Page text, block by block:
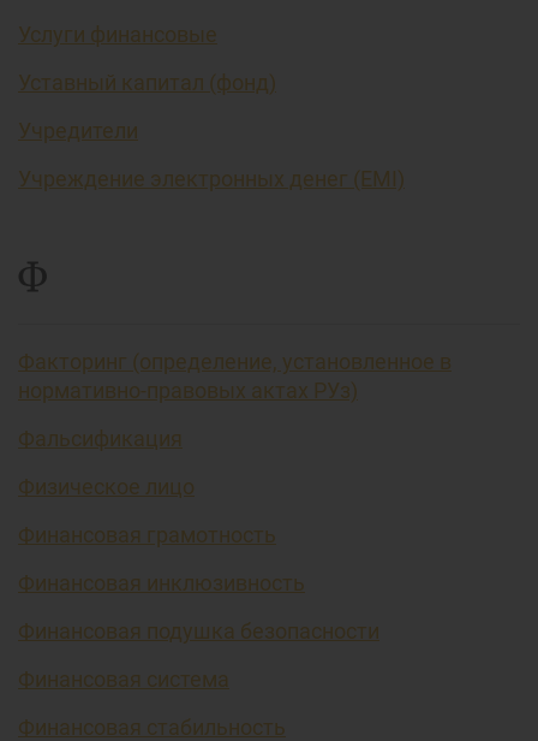
Услуги финансовые
Уставный капитал (фонд)
Учредители
Учреждение электронных денег (EMI)
Ф
Факторинг (определение, установленное в
нормативно-правовых актах РУз)
Фальсификация
Физическое лицо
Финансовая грамотность
Финансовая инклюзивность
Финансовая подушка безопасности
Финансовая система
Финансовая стабильность